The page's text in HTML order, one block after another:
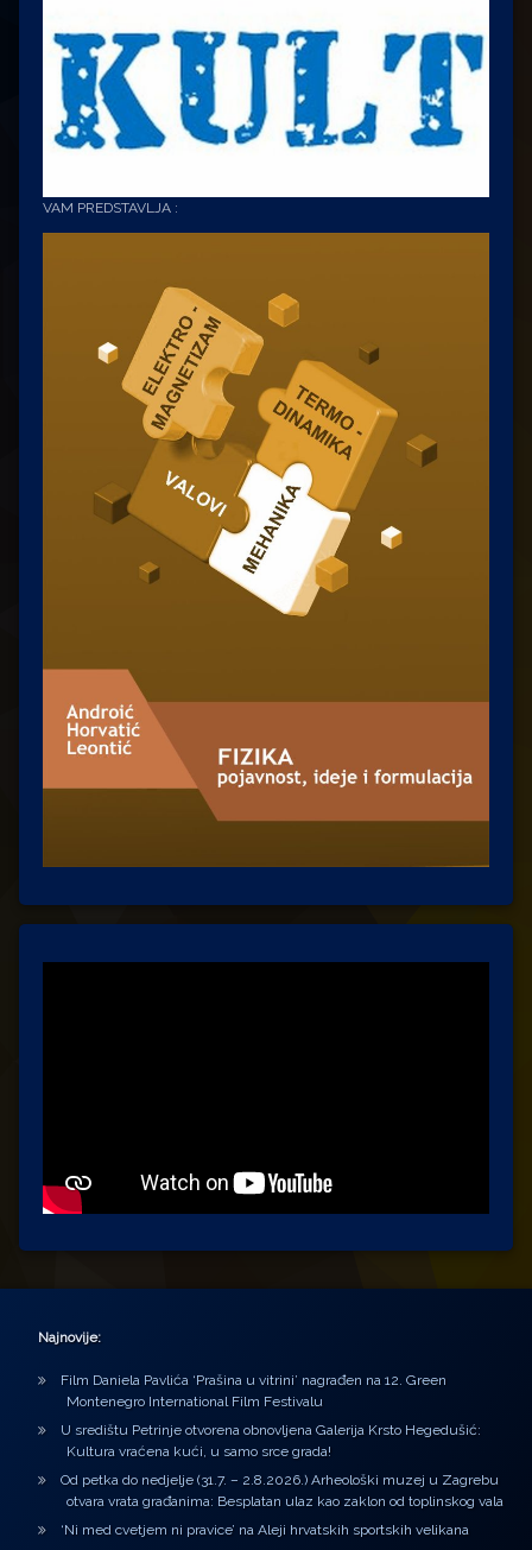
VAM PREDSTAVLJA :
Najnovije:
Film Daniela Pavlića ‘Prašina u vitrini’ nagrađen na 12. Green
Montenegro International Film Festivalu
U središtu Petrinje otvorena obnovljena Galerija Krsto Hegedušić:
Kultura vraćena kući, u samo srce grada!
Od petka do nedjelje (31.7. – 2.8.2026.) Arheološki muzej u Zagrebu
otvara vrata građanima: Besplatan ulaz kao zaklon od toplinskog vala
‘Ni med cvetjem ni pravice’ na Aleji hrvatskih sportskih velikana